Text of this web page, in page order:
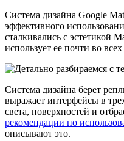
Система дизайна Google
эффективного
сталкивались с эстетикой
использует ее почти во
Система дизайна берет
выражает интерфейсы в
света, поверхностей и
рекомендации по
описывают это.